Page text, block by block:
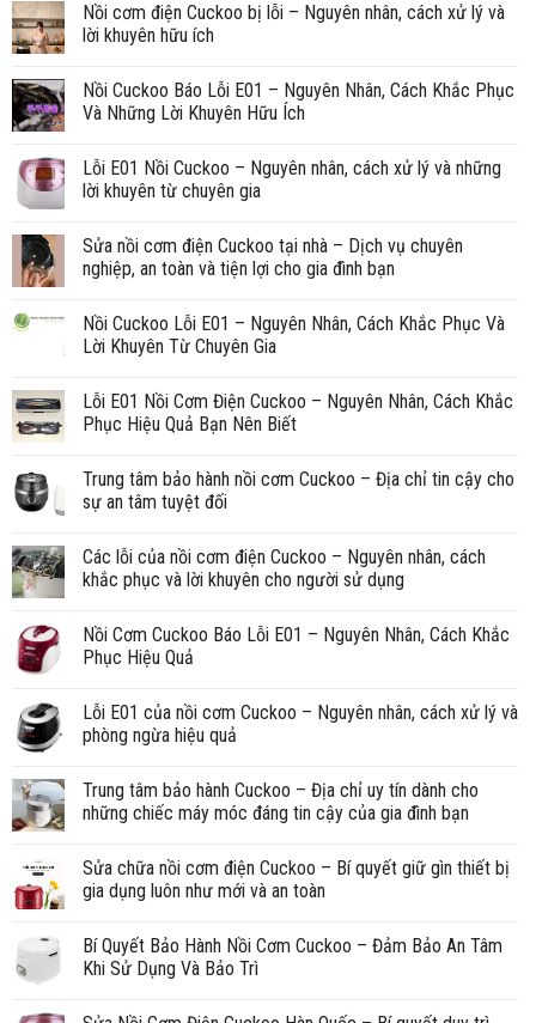
Nồi cơm điện Cuckoo bị lỗi – Nguyên nhân, cách xử lý và
lời khuyên hữu ích
Nồi Cuckoo Báo Lỗi E01 – Nguyên Nhân, Cách Khắc Phục
Và Những Lời Khuyên Hữu Ích
Lỗi E01 Nồi Cuckoo – Nguyên nhân, cách xử lý và những
lời khuyên từ chuyên gia
Sửa nồi cơm điện Cuckoo tại nhà – Dịch vụ chuyên
nghiệp, an toàn và tiện lợi cho gia đình bạn
Nồi Cuckoo Lỗi E01 – Nguyên Nhân, Cách Khắc Phục Và
Lời Khuyên Từ Chuyên Gia
Lỗi E01 Nồi Cơm Điện Cuckoo – Nguyên Nhân, Cách Khắc
Phục Hiệu Quả Bạn Nên Biết
Trung tâm bảo hành nồi cơm Cuckoo – Địa chỉ tin cậy cho
sự an tâm tuyệt đối
Các lỗi của nồi cơm điện Cuckoo – Nguyên nhân, cách
khắc phục và lời khuyên cho người sử dụng
Nồi Cơm Cuckoo Báo Lỗi E01 – Nguyên Nhân, Cách Khắc
Phục Hiệu Quả
Lỗi E01 của nồi cơm Cuckoo – Nguyên nhân, cách xử lý và
phòng ngừa hiệu quả
Trung tâm bảo hành Cuckoo – Địa chỉ uy tín dành cho
những chiếc máy móc đáng tin cậy của gia đình bạn
Sửa chữa nồi cơm điện Cuckoo – Bí quyết giữ gìn thiết bị
gia dụng luôn như mới và an toàn
Bí Quyết Bảo Hành Nồi Cơm Cuckoo – Đảm Bảo An Tâm
Khi Sử Dụng Và Bảo Trì